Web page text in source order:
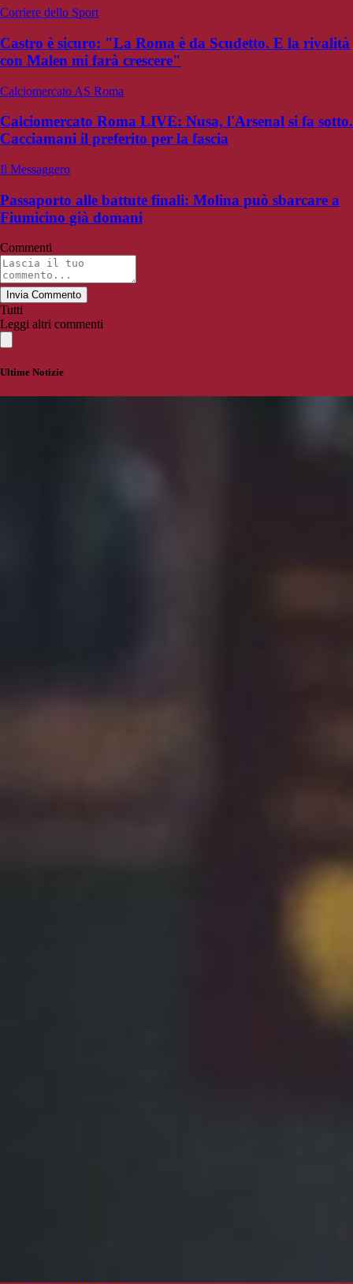
Corriere dello Sport
Castro è sicuro: "La Roma è da Scudetto. E la rivalità
con Malen mi farà crescere"
Calciomercato AS Roma
Calciomercato Roma LIVE: Nusa, l'Arsenal si fa sotto.
Cacciamani il preferito per la fascia
Il Messaggero
Passaporto alle battute finali: Molina può sbarcare a
Fiumicino già domani
Commenti
Invia Commento
Tutti
Leggi altri commenti
Ultime Notizie